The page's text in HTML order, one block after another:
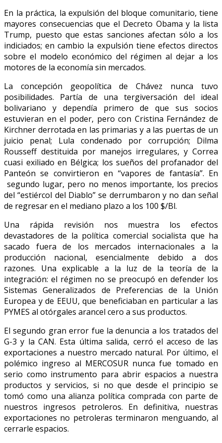
En la práctica, la expulsión del bloque comunitario, tiene
mayores consecuencias que el Decreto Obama y la lista
Trump, puesto que estas sanciones afectan sólo a los
indiciados; en cambio la expulsión tiene efectos directos
sobre el modelo económico del régimen al dejar a los
motores de la economía sin mercados.
La concepción geopolítica de Chávez nunca tuvo
posibilidades. Partía de una tergiversación del ideal
bolivariano y dependía primero de que sus socios
estuvieran en el poder, pero con Cristina Fernández de
Kirchner derrotada en las primarias y a las puertas de un
juicio penal; Lula condenado por corrupción; Dilma
Rousseff destituida por manejos irregulares, y Correa
cuasi exiliado en Bélgica; los sueños del profanador del
Panteón se convirtieron en “vapores de fantasía”. En
segundo lugar, pero no menos importante, los precios
del “estiércol del Diablo” se derrumbaron y no dan señal
de regresar en el mediano plazo a los 100 $/Bl.
Una rápida revisión nos muestra los efectos
devastadores de la política comercial socialista que ha
sacado fuera de los mercados internacionales a la
producción nacional, esencialmente debido a dos
razones. Una explicable a la luz de la teoría de la
integración: el régimen no se preocupó en defender los
Sistemas Generalizados de Preferencias de la Unión
Europea y de EEUU, que beneficiaban en particular a las
PYMES al otórgales arancel cero a sus productos.
El segundo gran error fue la denuncia a los tratados del
G-3 y la CAN. Esta última salida, cerró el acceso de las
exportaciones a nuestro mercado natural. Por último, el
polémico ingreso al MERCOSUR nunca fue tomado en
serio como instrumento para abrir espacios a nuestra
productos y servicios, si no que desde el principio se
tomó como una alianza política comprada con parte de
nuestros ingresos petroleros. En definitiva, nuestras
exportaciones no petroleras terminaron menguando, al
cerrarle espacios.